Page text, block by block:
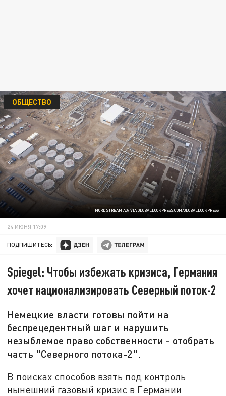
NORD STREAM AG/ VIA GLOBALLOOKPRESS.COM/GLOBALLOOKPRESS
ОБЩЕСТВО
24 ИЮНЯ 17:09
ПОДПИШИТЕСЬ:
Spiegel: Чтобы избежать кризиса, Германия
хочет национализировать Северный поток-2
Немецкие власти готовы пойти на
беспрецедентный шаг и нарушить
незыблемое право собственности - отобрать
часть "Северного потока-2".
В поисках способов взять под контроль
нынешний газовый кризис в Германии